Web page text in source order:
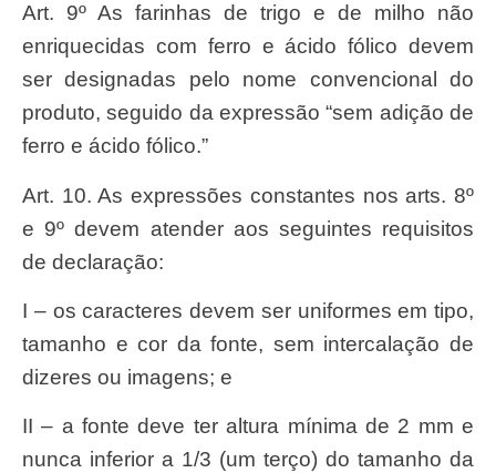
Art. 9º As farinhas de trigo e de milho não
enriquecidas com ferro e ácido fólico devem
ser designadas pelo nome convencional do
produto, seguido da expressão “sem adição de
ferro e ácido fólico.”
Art. 10. As expressões constantes nos arts. 8º
e 9º devem atender aos seguintes requisitos
de declaração:
I – os caracteres devem ser uniformes em tipo,
tamanho e cor da fonte, sem intercalação de
dizeres ou imagens; e
II – a fonte deve ter altura mínima de 2 mm e
nunca inferior a 1/3 (um terço) do tamanho da